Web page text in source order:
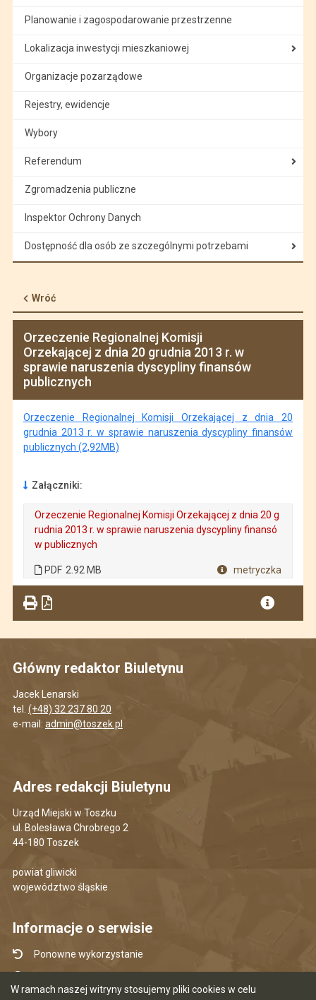
W ramach naszej witryny stosujemy pliki cookies w celu
Planowanie i zagospodarowanie przestrzenne
Lokalizacja inwestycji mieszkaniowej
Organizacje pozarządowe
Rejestry, ewidencje
Wybory
Referendum
Zgromadzenia publiczne
Inspektor Ochrony Danych
Dostępność dla osób ze szczególnymi potrzebami
Wróć
Orzeczenie Regionalnej Komisji
Orzekającej z dnia 20 grudnia 2013 r. w
sprawie naruszenia dyscypliny finansów
publicznych
Orzeczenie Regionalnej Komisji Orzekającej z dnia 20
grudnia 2013 r. w sprawie naruszenia dyscypliny finansów
publicznych (2,92MB)
Załączniki:
Orzeczenie Regionalnej Komisji Orzekającej z dnia 20 g
rudnia 2013 r. w sprawie naruszenia dyscypliny finansó
w publicznych
PDF 2.92 MB metryczka
Główny redaktor Biuletynu
Jacek Lenarski
tel. (+48) 32 237 80 20
e-mail: admin@toszek.pl
Adres redakcji Biuletynu
Urząd Miejski w Toszku
ul. Bolesława Chrobrego 2
44-180 Toszek
powiat gliwicki
województwo śląskie
Informacje o serwisie
Ponowne wykorzystanie